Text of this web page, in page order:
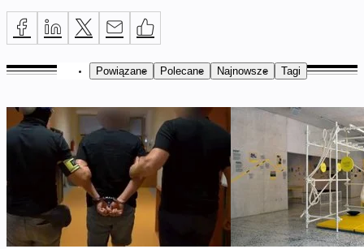
Powiązane Polecane Najnowsze Tagi